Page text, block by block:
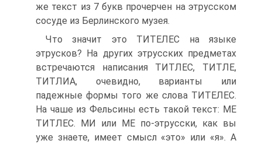
же текст из 7 букв прочерчен на этрусском
сосуде из Берлинского музея.
Что значит это ТИТЕЛЕС на языке
этрусков? На других этрусских предметах
встречаются написания ТИТЛЕС, ТИТЛЕ,
ТИТЛИА, очевидно, варианты или
падежные формы того же слова ТИТЕЛЕС.
На чаше из Фельсины есть такой текст: МЕ
ТИТЛЕС. МИ или МЕ по-этрусски, как вы
уже знаете, имеет смысл «это» или «я». А